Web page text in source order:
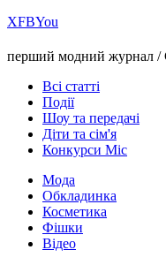
ХFBYou
перший модний журнал /
Всі статті
Події
Шоу та передачі
Діти та сім'я
Конкурси Міс
Мода
Обкладинка
Косметика
Фішки
Відео